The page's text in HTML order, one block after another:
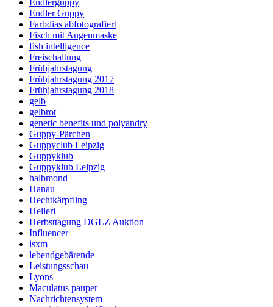
Endler Guppy
Farbdias abfotografiert
Fisch mit Augenmaske
fish intelligence
Freischaltung
Frühjahrstagung
Frühjahrstagung 2017
Frühjahrstagung 2018
gelb
gelbrot
genetic benefits und polyandry
Guppy-Pärchen
Guppyclub Leipzig
Guppyklub
Guppyklub Leipzig
halbmond
Hanau
Hechtkärpfling
Helleri
Herbsttagung DGLZ Auktion
Influencer
isxm
lebendgebärende
Leistungsschau
Lyons
Maculatus pauper
Nachrichtensystem